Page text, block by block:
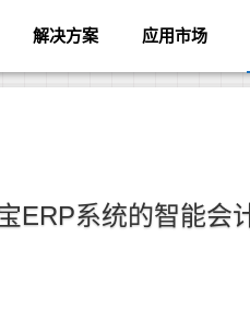
解决方案 应用市场
ERP系统的智能会